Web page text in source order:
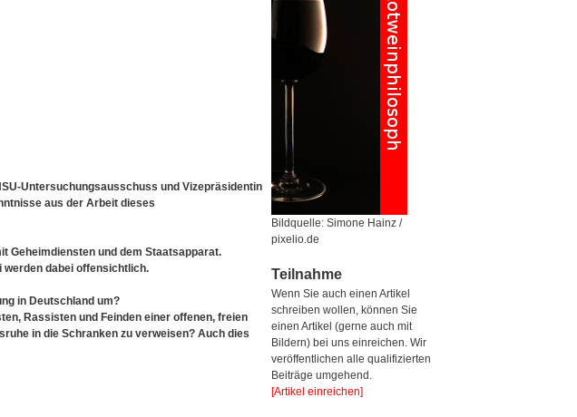
Untersuchungsausschuss und Vizepräsidentin
aus der Arbeit dieses
Geheimdiensten und dem Staatsapparat.
werden dabei offensichtlich.
in Deutschland um?
Rassisten und Feinden einer offenen, freien
in die Schranken zu verweisen? Auch dies
Bildquelle: Simone Hainz /
pixelio.de
Teilnahme
Wenn Sie auch einen Artikel
schreiben wollen, können Sie
einen Artikel (gerne auch mit
Bildern) bei uns einreichen. Wir
veröffentlichen alle qualifizierten
Beiträge umgehend.
[Artikel einreichen]